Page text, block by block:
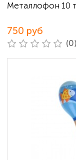
Металлофон 10
750 руб